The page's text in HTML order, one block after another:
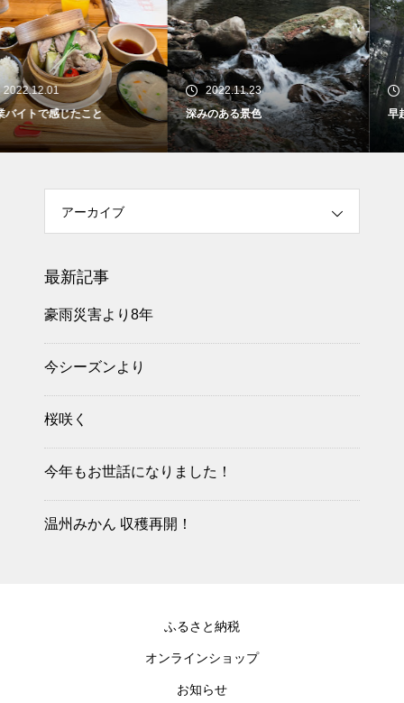
2022.11.23
深みのある景色
2022.11.14
早起きしたから見れたもの
アーカイブ
最新記事
豪雨災害より8年
今シーズンより
桜咲く
今年もお世話になりました！
温州みかん 収穫再開！
ふるさと納税
オンラインショップ
お知らせ